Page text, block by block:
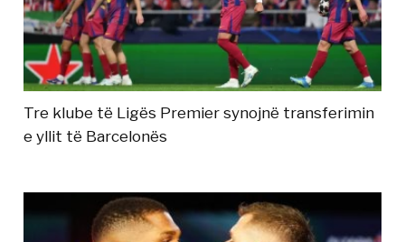
Tre klube të Ligës Premier synojnë transferimin
e yllit të Barcelonës